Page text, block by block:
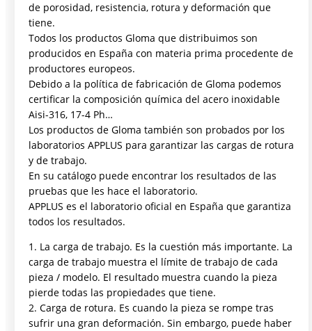
de porosidad, resistencia, rotura y deformación que
tiene.
Todos los productos Gloma que distribuimos son
producidos en España con materia prima procedente de
productores europeos.
Debido a la política de fabricación de Gloma podemos
certificar la composición química del acero inoxidable
Aisi-316, 17-4 Ph…
Los productos de Gloma también son probados por los
laboratorios APPLUS para garantizar las cargas de rotura
y de trabajo.
En su catálogo puede encontrar los resultados de las
pruebas que les hace el laboratorio.
APPLUS es el laboratorio oficial en España que garantiza
todos los resultados.
1. La carga de trabajo. Es la cuestión más importante. La
carga de trabajo muestra el límite de trabajo de cada
pieza / modelo. El resultado muestra cuando la pieza
pierde todas las propiedades que tiene.
2. Carga de rotura. Es cuando la pieza se rompe tras
sufrir una gran deformación. Sin embargo, puede haber